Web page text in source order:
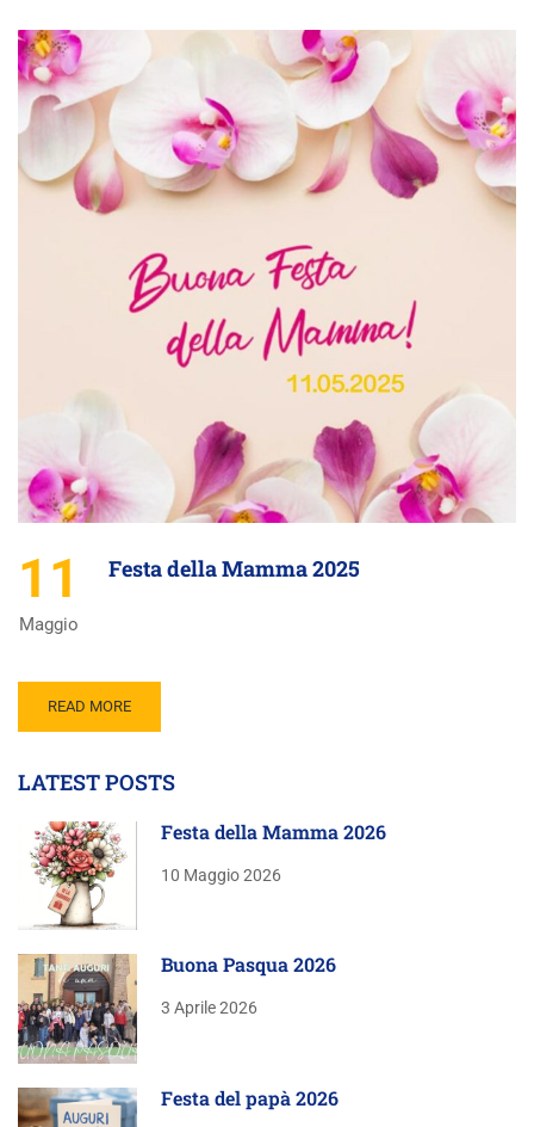
11
Maggio
Festa della Mamma 2025
READ MORE
LATEST POSTS
Festa della Mamma 2026
10 Maggio 2026
Buona Pasqua 2026
3 Aprile 2026
Festa del papà 2026